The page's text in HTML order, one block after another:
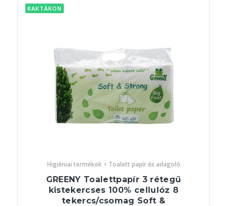
RAKTÁRON
Higiéniai termékek > Toalett papír és adagoló
GREENY Toalettpapír 3 rétegű
kistekercses 100% cellulóz 8
tekercs/csomag Soft &